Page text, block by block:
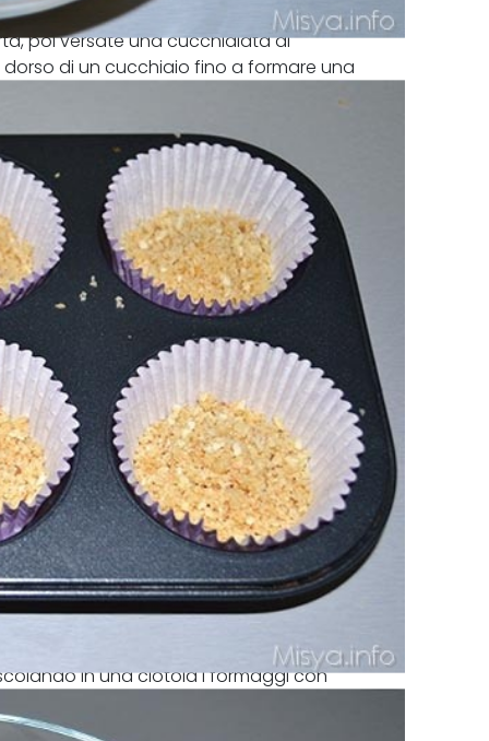
poi versate una cucchiaiata di
di un cucchiaio fino a formare una
in una ciotola i formaggi con